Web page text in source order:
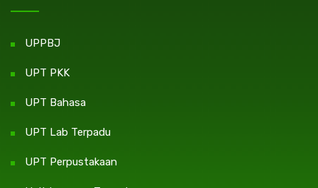
UPPBJ
UPT PKK
UPT Bahasa
UPT Lab Terpadu
UPT Perpustakaan